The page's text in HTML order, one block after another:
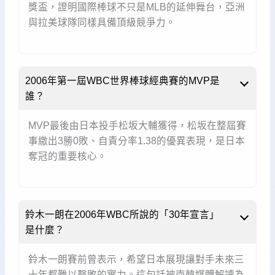
獎盃，證明國際棒球不只是MLB的延伸舞台，亞洲
與拉美球隊同樣具備頂級競爭力。
2006年第一屆WBC世界棒球經典賽的MVP是
誰？
MVP最後由日本投手松坂大輔獲得，松坂在整屆賽
事繳出3勝0敗、自責分率1.38的優異表現，是日本
奪冠的重要核心。
鈴木一朗在2006年WBC所說的「30年宣言」
是什麼？
鈴木一朗賽前曾表示，希望日本展現讓對手未來三